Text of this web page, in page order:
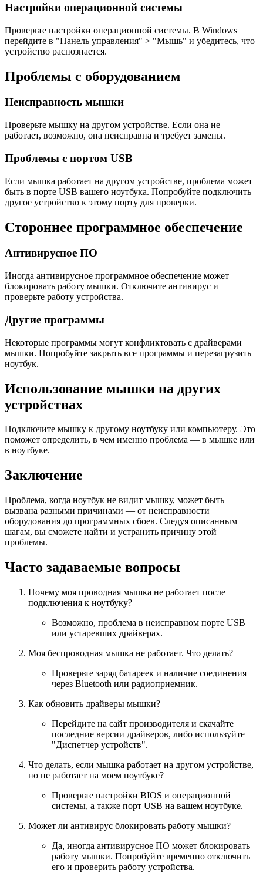
Настройки операционной системы
Проверьте настройки операционной системы. В Windows
перейдите в "Панель управления" > "Мышь" и убедитесь, что
устройство распознается.
Проблемы с оборудованием
Неисправность мышки
Проверьте мышку на другом устройстве. Если она не
работает, возможно, она неисправна и требует замены.
Проблемы с портом USB
Если мышка работает на другом устройстве, проблема может
быть в порте USB вашего ноутбука. Попробуйте подключить
другое устройство к этому порту для проверки.
Стороннее программное обеспечение
Антивирусное ПО
Иногда антивирусное программное обеспечение может
блокировать работу мышки. Отключите антивирус и
проверьте работу устройства.
Другие программы
Некоторые программы могут конфликтовать с драйверами
мышки. Попробуйте закрыть все программы и перезагрузить
ноутбук.
Использование мышки на других
устройствах
Подключите мышку к другому ноутбуку или компьютеру. Это
поможет определить, в чем именно проблема — в мышке или
в ноутбуке.
Заключение
Проблема, когда ноутбук не видит мышку, может быть
вызвана разными причинами — от неисправности
оборудования до программных сбоев. Следуя описанным
шагам, вы сможете найти и устранить причину этой
проблемы.
Часто задаваемые вопросы
Почему моя проводная мышка не работает после
подключения к ноутбуку?
Возможно, проблема в неисправном порте USB
или устаревших драйверах.
Моя беспроводная мышка не работает. Что делать?
Проверьте заряд батареек и наличие соединения
через Bluetooth или радиоприемник.
Как обновить драйверы мышки?
Перейдите на сайт производителя и скачайте
последние версии драйверов, либо используйте
"Диспетчер устройств".
Что делать, если мышка работает на другом устройстве,
но не работает на моем ноутбуке?
Проверьте настройки BIOS и операционной
системы, а также порт USB на вашем ноутбуке.
Может ли антивирус блокировать работу мышки?
Да, иногда антивирусное ПО может блокировать
работу мышки. Попробуйте временно отключить
его и проверить работу устройства.